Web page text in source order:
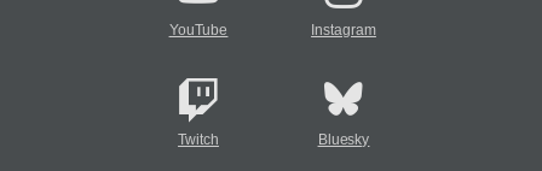
YouTube Instagram
Twitch Bluesky